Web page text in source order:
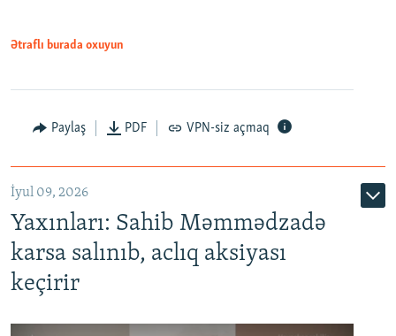
Ətraflı burada oxuyun
Paylaş PDF VPN-siz açmaq
İyul 09, 2026
Yaxınları: Sahib Məmmədzadə
karsa salınıb, aclıq aksiyası
keçirir